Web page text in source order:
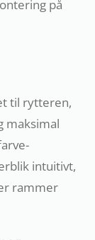
på
til rytteren,
maksimal
intuitivt,
rammer